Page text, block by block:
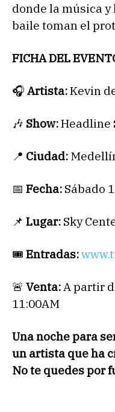
donde la música
baile toman el
FICHA DEL
🎧 Artista:Kevin
🎶 Show:Headline
📍 Ciudad:
📅 Fecha: Sábado
📌 Lugar: Sky
🎟 Entradas:
🚨 Venta:A partir
11:00AM
Una noche para
un artista que ha
No te quedes por